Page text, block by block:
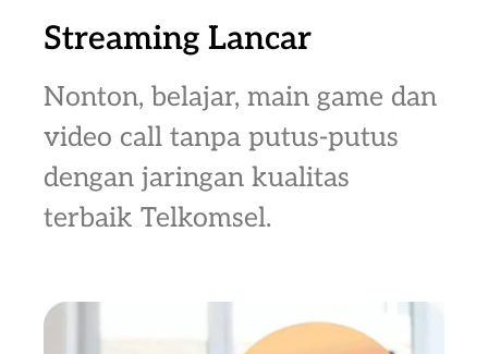
Streaming Lancar
Nonton, belajar, main game dan
video call tanpa putus-putus
dengan jaringan kualitas
terbaik Telkomsel.